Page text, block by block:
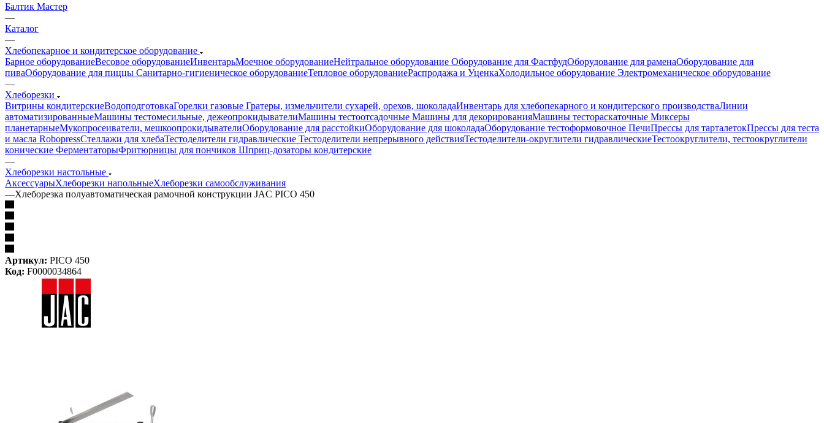
Балтик Мастер
—
Каталог
—
Хлебопекарное и кондитерское оборудование
Барное оборудованиеВесовое оборудованиеИнвентарьМоечное оборудованиеНейтральное оборудование Оборудование для ФастфудОборудование для раменаОборудование для
пиваОборудование для пиццы Санитарно-гигиеническое оборудованиеТепловое оборудованиеРаспродажа и УценкаХолодильное оборудование Электромеханическое оборудование
—
Хлеборезки
Витрины кондитерскиеВодоподготовкаГорелки газовые Гратеры, измельчители сухарей, орехов, шоколадаИнвентарь для хлебопекарного и кондитерского производстваЛинии
автоматизированныеМашины тестомесильные, дежеопрокидывателиМашины тестоотсадочные Машины для декорированияМашины тестораскаточные Миксеры
планетарныеМукопросеиватели, мешкоопрокидывателиОборудование для расстойкиОборудование для шоколадаОборудование тестоформовочное ПечиПрессы для тарталетокПрессы для теста
и масла RobopressСтеллажи для хлебаТестоделители гидравлические Тестоделители непрерывного действияТестоделители-округлители гидравлическиеТестоокруглители, тестоокруглители
конические ФерментаторыФритюрницы для пончиков Шприц-дозаторы кондитерские
—
Хлеборезки настольные
АксессуарыХлеборезки напольныеХлеборезки самообслуживания
—Хлеборезка полуавтоматическая рамочной конструкции JAC PICO 450
Артикул: PICO 450
Код: F0000034864